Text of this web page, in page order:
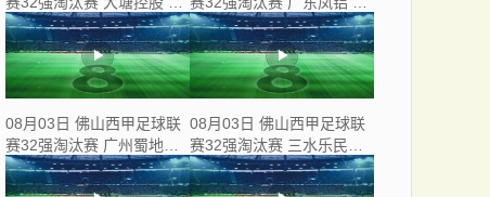
茂名市点都得 全场录像
湛江八部科技 全场录像
08月03日 佛山西甲足球联
赛32强淘汰赛 广州蜀地红
VS 广州戴拿模 全场录像
08月03日 佛山西甲足球联
赛32强淘汰赛 三水乐民兴
健力宝 VS 中国澳门澳科精
英 全场录像